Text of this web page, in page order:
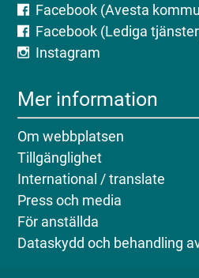
Facebook (Avesta
Facebook (Lediga
Instagram
Mer information
Om webbplatsen
Tillgänglighet
International / translate
Press och media
För anställda
Dataskydd och behandling